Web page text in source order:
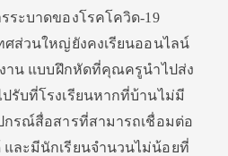
ระบาดของโรคโควิด-19
ศส่วนใหญ่ยังคงเรียนออนไลน์
งาน แบบฝึกหัดที่คุณครูนำไปส่ง
รับที่โรงเรียนหากที่บ้านไม่มี
กรณ์สื่อสารที่สามารถเชื่อมต่อ
ละมีนักเรียนจำนวนไม่น้อยที่